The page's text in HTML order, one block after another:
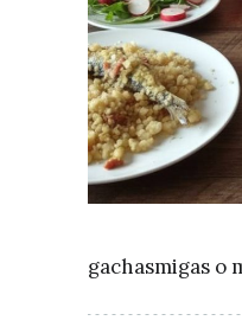
RECOMENDACIONES
gachasmigas o